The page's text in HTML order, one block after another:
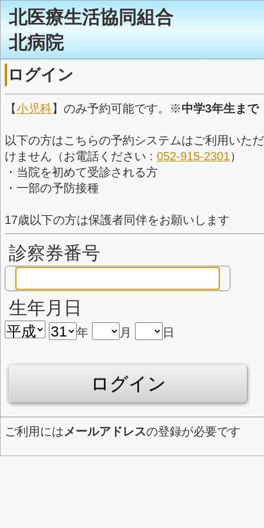
北医療生活協同組合
北病院
ログイン
【小児科】のみ予約可能です。※
以下の方はこちらの予約システ
けません（お電話ください :052-
・当院を初めて受診される方
・一部の予防接種
17歳以下の方は保護者同伴をお
診察券番号
生年月日